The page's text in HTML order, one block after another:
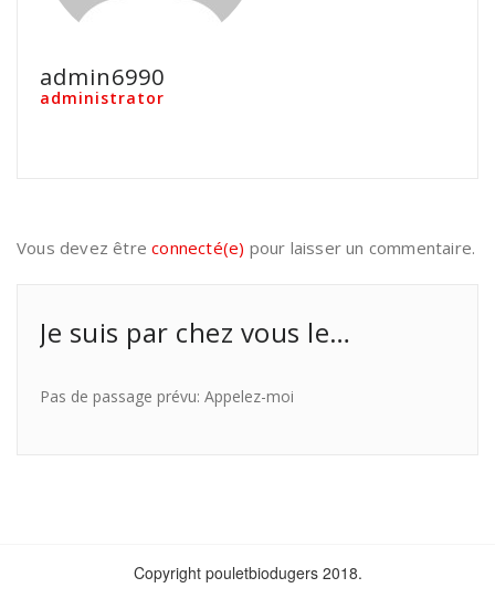
admin6990
administrator
Vous devez êtreconnecté(e) pour laisser un commentaire.
Je suis par chez vous le…
Pas de passage prévu: Appelez-moi
Copyright pouletbiodugers 2018.